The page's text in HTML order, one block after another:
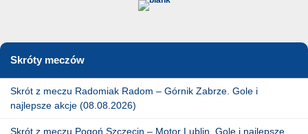
Skróty meczów
Skrót z meczu Radomiak Radom – Górnik Zabrze. Gole i
najlepsze akcje (08.08.2026)
Skrót z meczu Pogoń Szczecin – Motor Lublin. Gole i najlepsze